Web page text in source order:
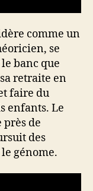
comme un
se
banc que
retraite en
faire du
enfants. Le
de
des
génome.